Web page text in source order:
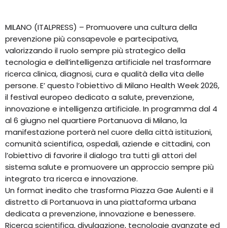
MILANO (ITALPRESS) – Promuovere una cultura della
prevenzione più consapevole e partecipativa,
valorizzando il ruolo sempre più strategico della
tecnologia e dell’intelligenza artificiale nel trasformare
ricerca clinica, diagnosi, cura e qualità della vita delle
persone. E’ questo l’obiettivo di Milano Health Week 2026,
il festival europeo dedicato a salute, prevenzione,
innovazione e intelligenza artificiale. In programma dal 4
al 6 giugno nel quartiere Portanuova di Milano, la
manifestazione porterà nel cuore della città istituzioni,
comunità scientifica, ospedali, aziende e cittadini, con
l’obiettivo di favorire il dialogo tra tutti gli attori del
sistema salute e promuovere un approccio sempre più
integrato tra ricerca e innovazione.
Un format inedito che trasforma Piazza Gae Aulenti e il
distretto di Portanuova in una piattaforma urbana
dedicata a prevenzione, innovazione e benessere.
Ricerca scientifica, divulgazione, tecnologie avanzate ed